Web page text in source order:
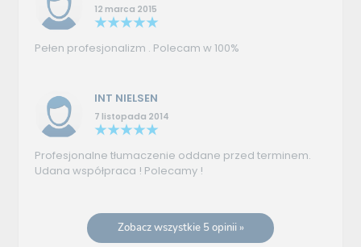
12 marca 2015
Pełen profesjonalizm . Polecam w 100%
INT NIELSEN
7 listopada 2014
Profesjonalne tłumaczenie oddane przed terminem.
Udana współpraca ! Polecamy !
Zobacz wszystkie 5 opinii »